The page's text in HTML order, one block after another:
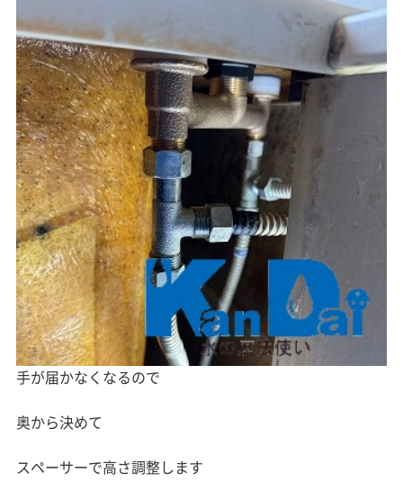
手が届かなくなるので
奥から決めて
スペーサーで高さ調整します